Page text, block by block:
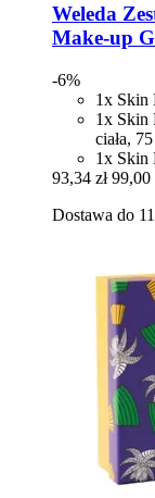
Weleda
Make-​up
-6%
1x Skin
1x Skin
ciała,
1x Skin
93,34 zł 99,00
Dostawa do